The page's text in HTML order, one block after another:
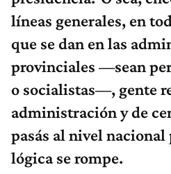
líneas generales, en
que se dan en las
provinciales —sean
o socialistas—, gente
administración y de
pasás al nivel nacional
lógica se rompe.